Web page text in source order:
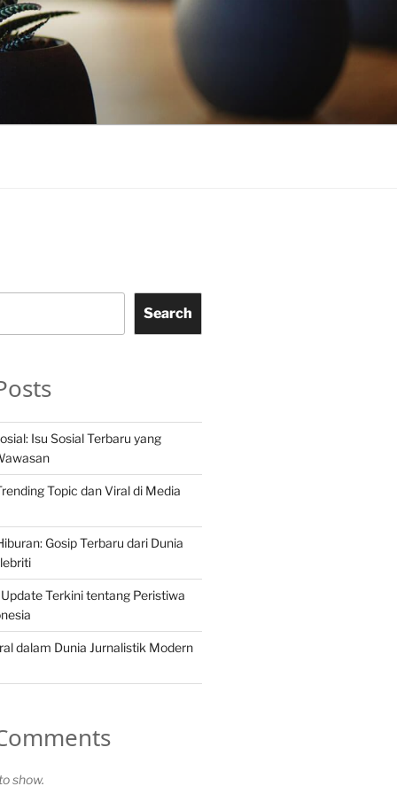
Search
Isu Sosial Terbaru yang
Topic dan Viral di Media
Gosip Terbaru dari Dunia
Terkini tentang Peristiwa
dalam Dunia Jurnalistik Modern
show.